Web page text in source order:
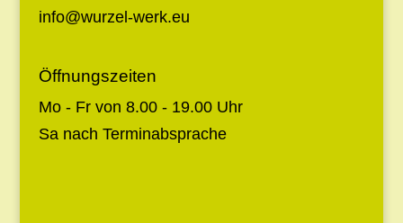
info@wurzel-werk.eu
Öffnungszeiten
Mo - Fr von 8.00 - 19.00 Uhr
Sa nach Terminabsprache